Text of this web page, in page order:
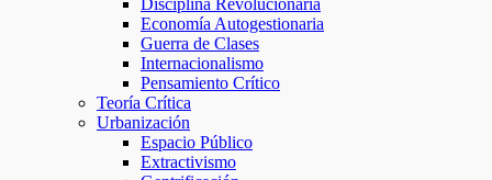
Disciplina Revolucionaria
Economía Autogestionaria
Guerra de Clases
Internacionalismo
Pensamiento Crítico
Teoría Crítica
Urbanización
Espacio Público
Extractivismo